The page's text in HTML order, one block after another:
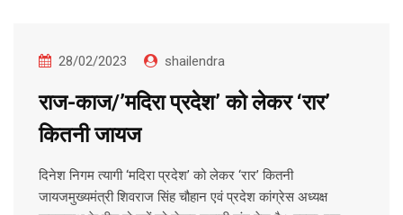
28/02/2023 shailendra
राज-काज/’मदिरा प्रदेश’ को लेकर ‘रार’
कितनी जायज
दिनेश निगम त्यागी ‘मदिरा प्रदेश’ को लेकर ‘रार’ कितनी
जायजमुख्यमंत्री शिवराज सिंह चौहान एवं प्रदेश कांग्रेस अध्यक्ष